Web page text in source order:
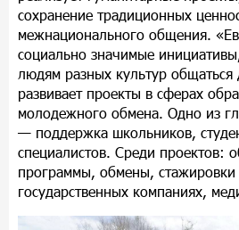
сохранение традиционных
межнационального общения.
социально значимые
людям разных культур общаться
развивает проекты в сферах
молодежного обмена. Одно из
— поддержка школьников,
специалистов. Среди проектов:
программы, обмены,
государственных компаниях,